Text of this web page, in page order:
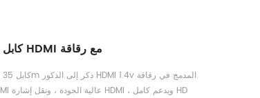
Dtech Dt-6635c 35m كابل HDMI مع رقاقة